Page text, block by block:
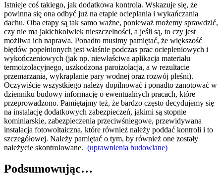
Istnieje coś takiego, jak dodatkowa kontrola. Wskazuje się, że
powinna się ona odbyć już na etapie ocieplania i wykańczania
dachu. Oba etapy są tak samo ważne, ponieważ możemy sprawdzić,
czy nie ma jakichkolwiek nieszczelności, a jeśli są, to czy jest
możliwa ich naprawa. Ponadto musimy pamiętać, że większość
błędów popełnionych jest właśnie podczas prac ociepleniowych i
wykończeniowych (jak np. niewłaściwa aplikacja materiału
termoizolacyjnego, uszkodzona paroizolacja, a w rezultacie
przemarzania, wykraplanie pary wodnej oraz rozwój pleśni).
Oczywiście wszystkiego należy dopilnować i ponadto zanotować w
dzienniku budowy informację o ewentualnych pracach, które
przeprowadzono. Pamiętajmy też, że bardzo często decydujemy się
na instalację dodatkowych zabezpieczeń, jakimi są stopnie
kominiarskie, zabezpieczenia przeciwśniegowe, przewidywana
instalacja fotowoltaiczna, które również należy poddać kontroli i to
szczegółowej. Należy pamiętać o tym, by również one zostały
należycie skontrolowane. (uprawnienia budowlane)
Podsumowując…